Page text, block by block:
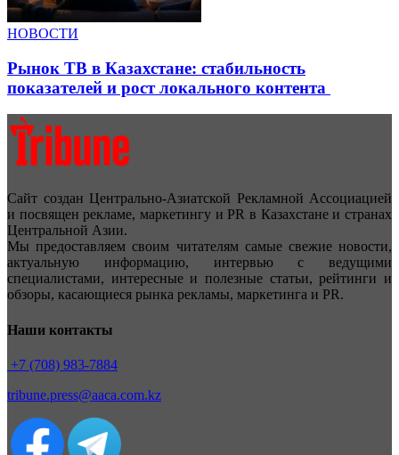
НОВОСТИ
Рынок ТВ в Казахстане: стабильность
показателей и рост локального контента
Сайт создан Центрально-Азиатской Рекламной Ассоциацией
и посвящен рекламе, маркетингу и PR в Казахстане и странах
Центральной Азии.
Мы предоставляем своим читателям самые свежие новости,
актуальную информацию, интервью с ведущими
специалистами, интересные и полезные статьи, рейтинги и
обзоры, касающиеся рынка рекламы, маркетинга и PR.
Наши контакты
+7 (708) 983-7884
tribune.press@aaca.com.kz